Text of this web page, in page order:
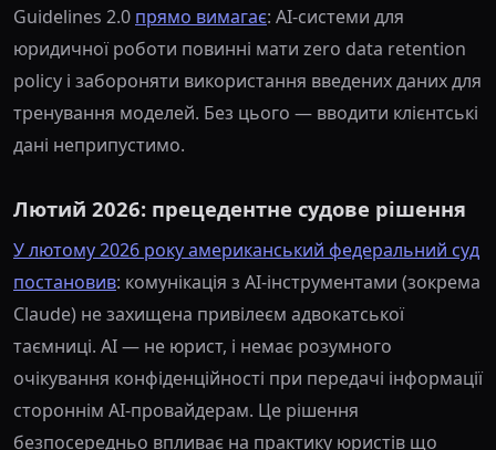
Guidelines 2.0 прямо вимагає: AI-системи для
юридичної роботи повинні мати zero data retention
policy і забороняти використання введених даних для
тренування моделей. Без цього — вводити клієнтські
дані неприпустимо.
Лютий 2026: прецедентне судове рішення
У лютому 2026 року американський федеральний суд
постановив: комунікація з AI-інструментами (зокрема
Claude) не захищена привілеєм адвокатської
таємниці. AI — не юрист, і немає розумного
очікування конфіденційності при передачі інформації
стороннім AI-провайдерам. Це рішення
безпосередньо впливає на практику юристів що